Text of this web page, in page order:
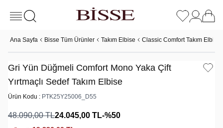
Ana Sayfa Bisse Tüm Ürünler Takım Elbise Classic Comfort Takım Elbise
Gri Yün Düğmeli Comfort Mono Yaka Çift
Yırtmaçlı Sedef Takım Elbise
Ürün Kodu : PTK25Y25006_D55
48.090,00TL24.045,00 TL-%50